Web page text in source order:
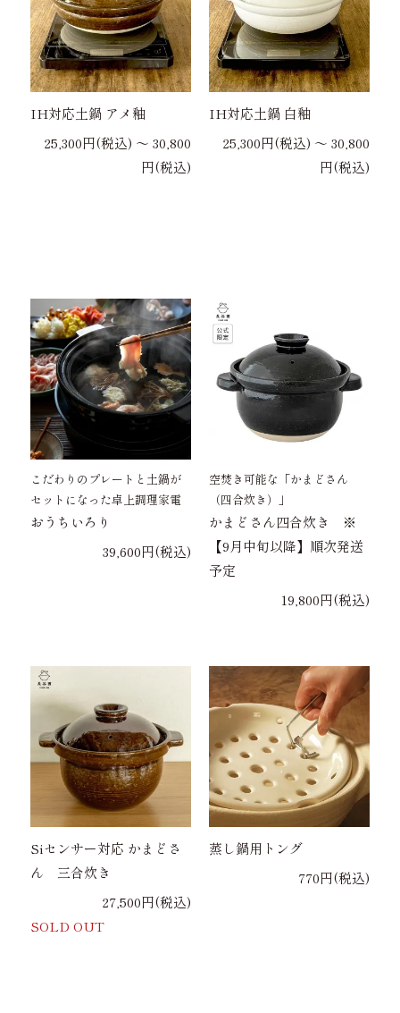
IH対応土鍋 アメ釉
25,300円(税込) 〜 30,800
円(税込)
IH対応土鍋 白釉
25,300円(税込) 〜 30,800
円(税込)
こだわりのプレートと土鍋が
セットになった卓上調理家電
おうちいろり
39,600円(税込)
空焚き可能な「かまどさん
（四合炊き）」
かまどさん四合炊き ※
【9月中旬以降】順次発送
予定
19,800円(税込)
Siセンサー対応 かまどさ
ん 三合炊き
27,500円(税込)
SOLD OUT
蒸し鍋用トング
770円(税込)